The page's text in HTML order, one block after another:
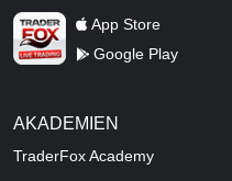
TraderFox Live Trading
App Store
Google Play
AKADEMIEN
TraderFox Academy